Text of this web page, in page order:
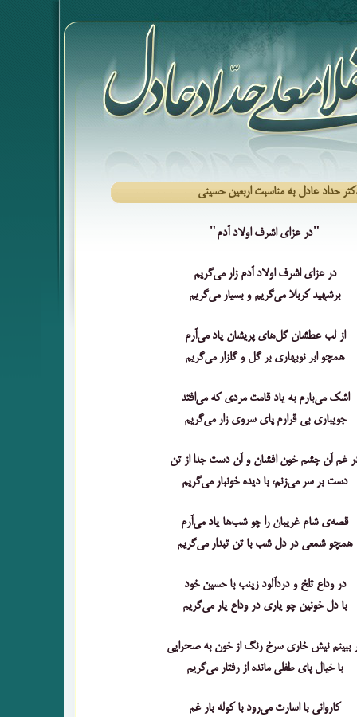
حداد عادل به مناسبت اربعین حسینی
"در عزای اشرف اولاد آدم"
در عزای اشرف اولاد آدم زار می‌گریم
برشهید کربلا می‌گریم و بسیار می‌گریم
از لب عطشان گل‌های پریشان یاد می‌آرم
همچو ابر نوبهاری بر گل و گلزار می‌گریم
اشک می‌بارم به یاد قامت مردی که می‌افتد
جویباری بی قرارم پای سروی زار می‌گریم
غم آن چشم خون افشان و آن دست جدا از تن
دست بر سر می‌زنم، با دیده خونبار می‌گریم
قصه‌ی شام غریبان را چو شب‌ها یاد می‌آرم
همچو شمعی در دل شب با تن تبدار می‌گریم
در وداع تلخ و دردآلود زینب با حسین خود
با دل خونین چو یاری در وداع یار می‌گریم
ببینم نیش خاری سرخ رنگ از خون به صحرایی
با خیال پای طفلی مانده از رفتار می‌گریم
کاروانی با اسارت می‌رود با کوله بار غم